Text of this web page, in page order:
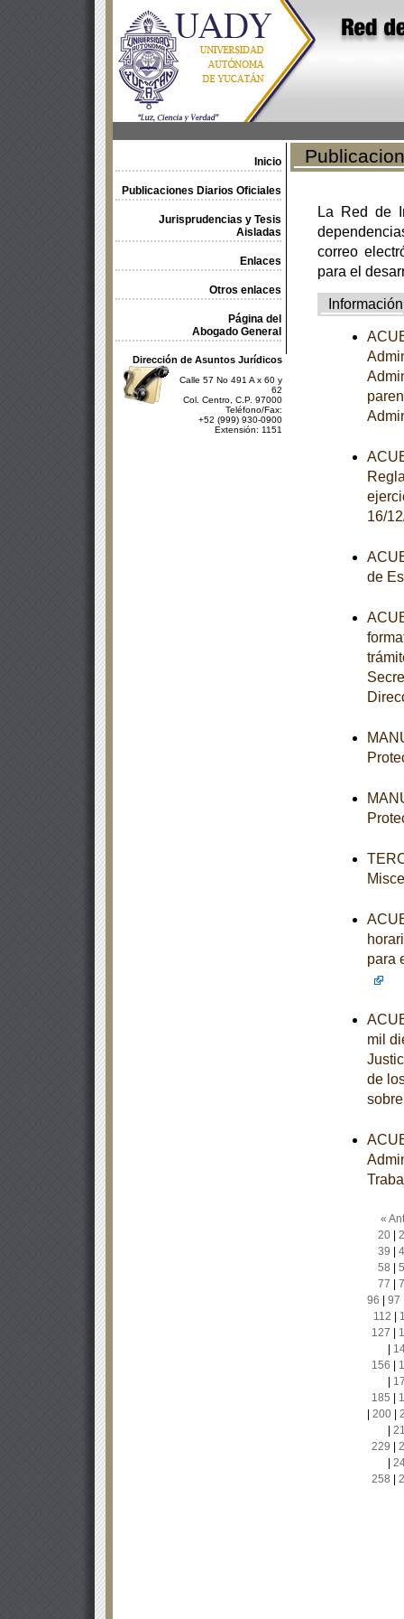
Inicio
Publicaciones Diarios Oficiales
Jurisprudencias y Tesis
Aisladas
Enlaces
Otros enlaces
Página del
Abogado General
Dirección de Asuntos Jurídicos
Calle 57 No 491 A x 60 y
62
Col. Centro, C.P. 97000
Teléfono/Fax:
+52 (999) 930-0900
Extensión: 1151
La Red de
correo
para el
Información
16/
de
para
mil
de
«
20|
39
58
77
96
97
112
127
156
185
200|
229
258